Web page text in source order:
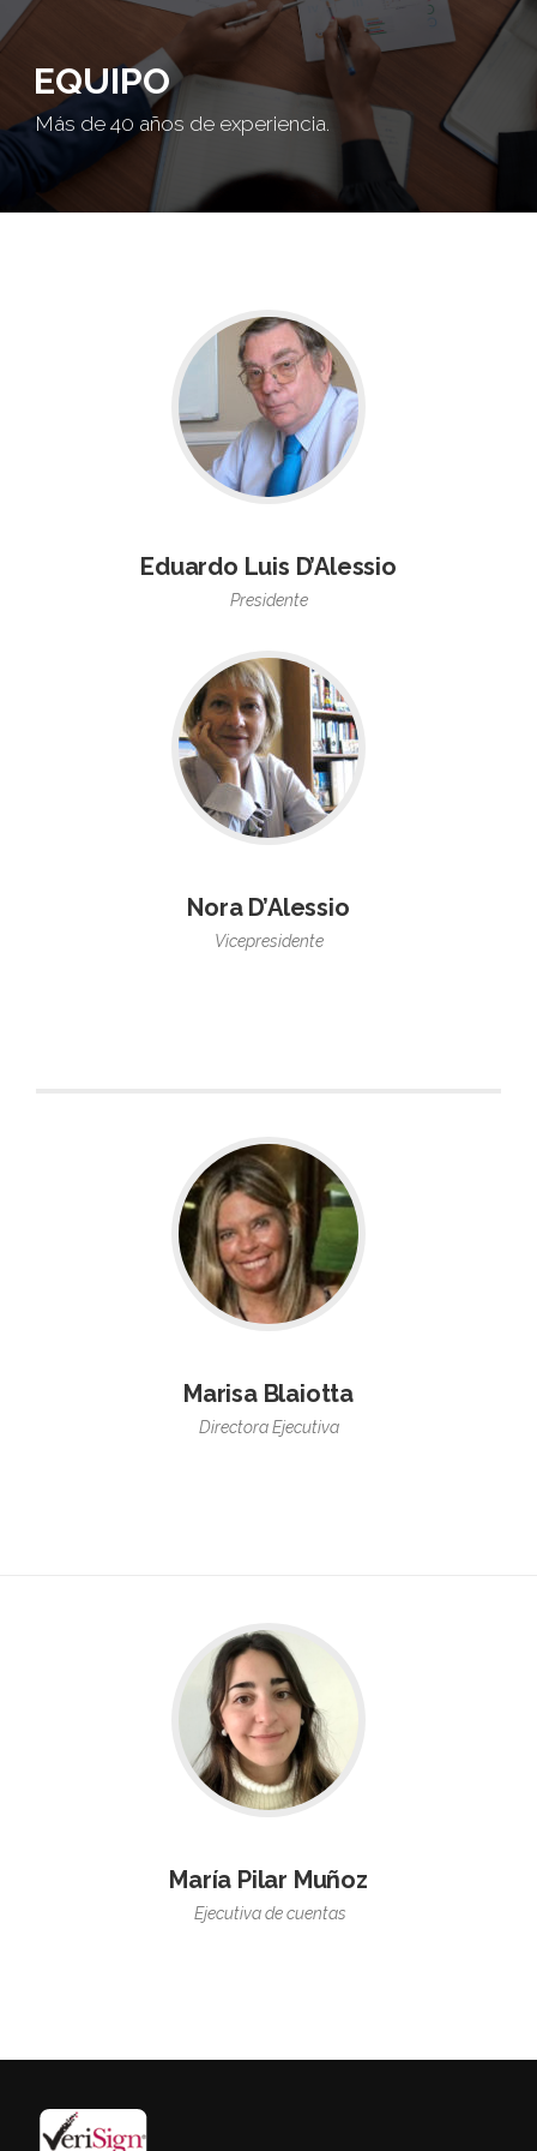
EQUIPO
Más de 40 años de experiencia.
Eduardo Luis D’Alessio
Presidente
Nora D’Alessio
Vicepresidente
Marisa Blaiotta
Directora Ejecutiva
María Pilar Muñoz
Ejecutiva de cuentas